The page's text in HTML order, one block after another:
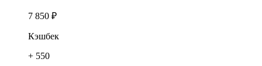
7 850 ₽
Кэшбек
+ 550